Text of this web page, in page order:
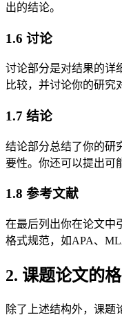
出的结论。
1.6 讨论
讨论部分是对结果的详
比较，并讨论你的研究
1.7 结论
结论部分总结了你的研
要性。你还可以提出可
1.8 参考文献
在最后列出你在论文中
格式规范，如APA、
2. 课题论文的
除了上述结构外，课题